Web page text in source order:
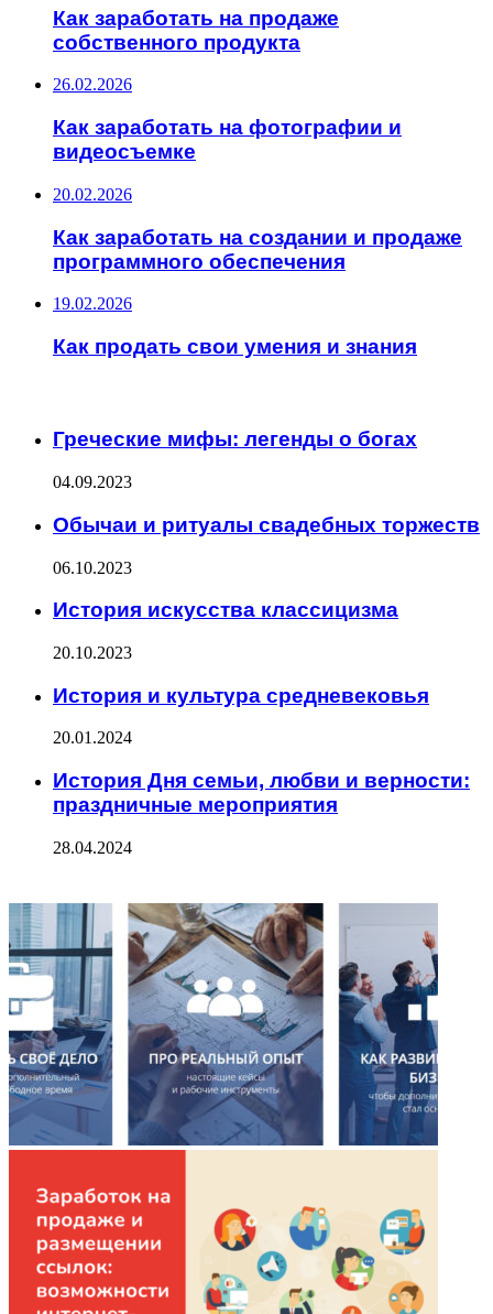
Как заработать на продаже
собственного продукта
26.02.2026
Как заработать на фотографии и
видеосъемке
20.02.2026
Как заработать на создании и продаже
программного обеспечения
19.02.2026
Как продать свои умения и знания
Греческие мифы: легенды о богах
04.09.2023
Обычаи и ритуалы свадебных торжеств
06.10.2023
История искусства классицизма
20.10.2023
История и культура средневековья
20.01.2024
История Дня семьи, любви и верности:
праздничные мероприятия
28.04.2024